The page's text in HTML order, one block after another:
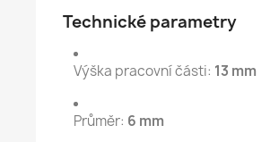
Technické parametry
Výška pracovní části: 13 mm
Průměr: 6 mm